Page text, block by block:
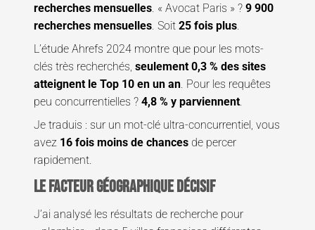
recherches mensuelles. « Avocat Paris » ? 9 900
recherches mensuelles. Soit 25 fois plus.
L’étude Ahrefs 2024 montre que pour les mots-
clés très recherchés, seulement 0,3 % des sites
atteignent le Top 10 en un an. Pour les requêtes
peu concurrentielles ? 4,8 % y parviennent.
Je traduis : sur un mot-clé ultra-concurrentiel, vous
avez 16 fois moins de chances de percer
rapidement.
Le facteur géographique décisif
J’ai analysé les résultats de recherche pour